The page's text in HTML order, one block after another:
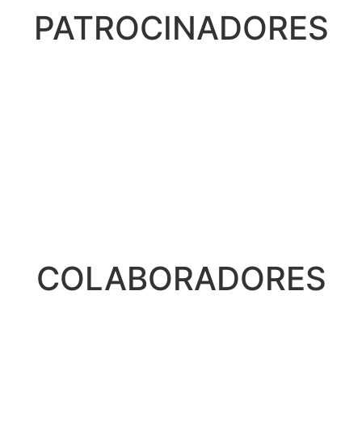
PATROCINADORES
COLABORADORES